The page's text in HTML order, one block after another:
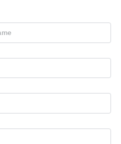
und